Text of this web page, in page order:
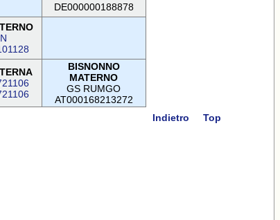
DE000000188878
BISNONNO
MATERNO
GS RUMGO
AT000168213272
Indietro
Top